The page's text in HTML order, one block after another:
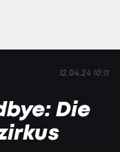
12.04.24 10:11
Die